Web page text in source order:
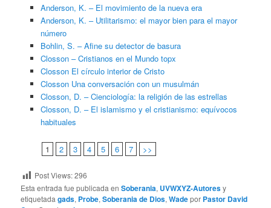
Anderson, K. – El movimiento de la nueva era
Anderson, K. – Utilitarismo: el mayor bien para el mayor
número
Bohlin, S. – Afine su detector de basura
Closson – Cristianos en el Mundo topx
Closson El círculo interior de Cristo
Closson Una conversación con un musulmán
Closson, D. – Cienciología: la religión de las estrellas
Closson, D. – El islamismo y el cristianismo: equívocos
habituales
1 2 3 4 5 6 7 >>
Post Views:296
Esta entrada fue publicada enSoberania, UVWXYZ-Autoresy
etiquetadagads, Probe,Soberania de Dios,Wadepor Pastor David